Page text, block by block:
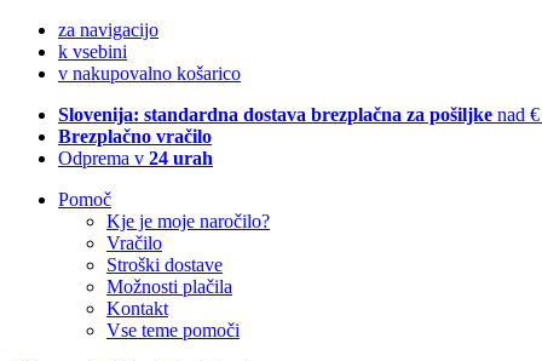
za navigacijo
k vsebini
v nakupovalno košarico
Slovenija: standardna dostava brezplačna za pošiljke nad
Brezplačno vračilo
Odprema v 24 urah
Pomoč
Kje je moje naročilo?
Vračilo
Stroški dostave
Možnosti plačila
Kontakt
Vse teme pomoči